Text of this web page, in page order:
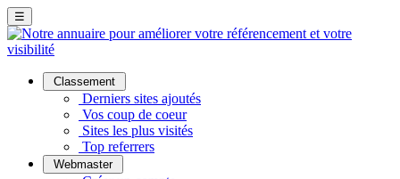
☰
Classement
Derniers sites ajoutés
Vos coup de coeur
Sites les plus visités
Top referrers
Webmaster